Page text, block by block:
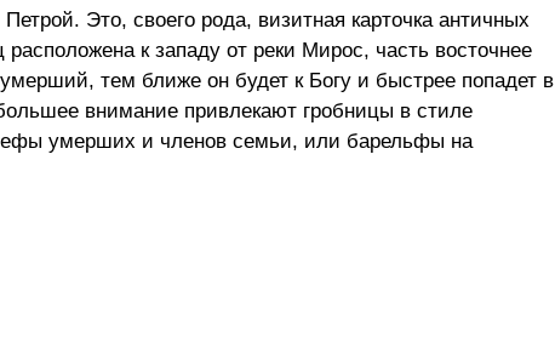
Это, своего рода, визитная карточка античных
к западу от реки Мирос, часть восточнее
тем ближе он будет к Богу и быстрее попадет в
внимание привлекают гробницы в стиле
умерших и членов семьи, или барельфы на